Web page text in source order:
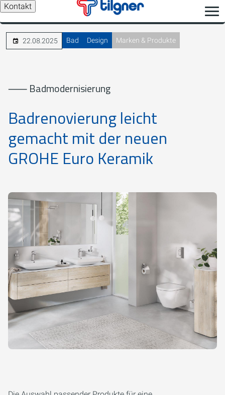
Kontakt
22.08.2025 Bad Design Marken & Produkte
⸺ Badmodernisierung
Badrenovierung leicht
gemacht mit der neuen
GROHE Euro Keramik